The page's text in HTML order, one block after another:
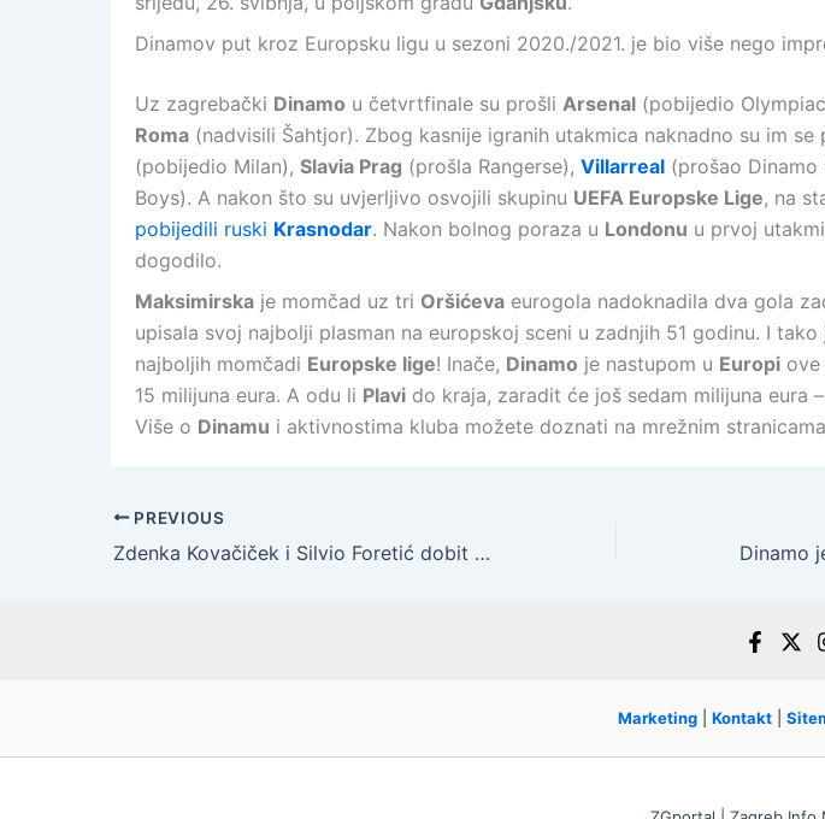
Dinamov put kroz Europsku ligu u sezoni 2020./2021. je bio više nego
Uz zagrebački Dinamo u četvrtfinale su prošli Arsenal (pobijedio
Roma (nadvisili Šahtjor). Zbog kasnije igranih utakmica naknadno su im se
(pobijedio Milan), Slavia Prag (prošla Rangerse), Villarreal (prošao Dinamo
Boys). A nakon što su uvjerljivo osvojili skupinu UEFA Europske Lige, na
pobijedili ruski Krasnodar. Nakon bolnog poraza u Londonu u prvoj
dogodilo.
Maksimirska je momčad uz tri Oršićeva eurogola nadoknadila dva gola
upisala svoj najbolji plasman na europskoj sceni u zadnjih 51 godinu. I tako
najboljih momčadi Europske lige! Inače, Dinamo je nastupom u Europi
15 milijuna eura. A odu li Plavi do kraja, zaradit će još sedam milijuna eura
Više o Dinamu i aktivnostima kluba možete doznati na mrežnim
PREVIOUS
Zdenka Kovačiček i Silvio Foretić dobit će nagradu Porin za životno djelo
Marketing| Kontakt|